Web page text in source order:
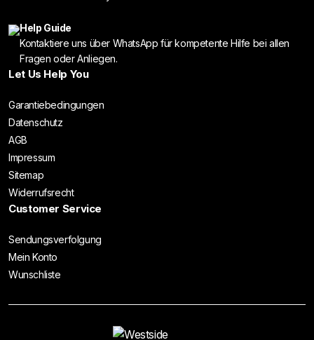
Help Guide
Kontaktiere uns über WhatsApp für kompetente Hilfe bei allen
Fragen oder Anliegen.
Let Us Help You
Garantiebedingungen
Datenschutz
AGB
Impressum
Sitemap
Widerrufsrecht
Customer Service
Sendungsverfolgung
Mein Konto
Wunschliste